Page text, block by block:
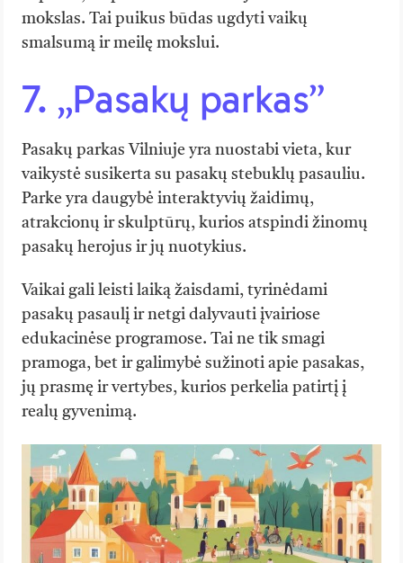
mokslas. Tai puikus būdas ugdyti vaikų
smalsumą ir meilę mokslui.
7. „Pasakų parkas”
Pasakų parkas Vilniuje yra nuostabi vieta, kur
vaikystė susikerta su pasakų stebuklų pasauliu.
Parke yra daugybė interaktyvių žaidimų,
atrakcionų ir skulptūrų, kurios atspindi žinomų
pasakų herojus ir jų nuotykius.
Vaikai gali leisti laiką žaisdami, tyrinėdami
pasakų pasaulį ir netgi dalyvauti įvairiose
edukacinėse programose. Tai ne tik smagi
pramoga, bet ir galimybė sužinoti apie pasakas,
jų prasmę ir vertybes, kurios perkelia patirtį į
realų gyvenimą.